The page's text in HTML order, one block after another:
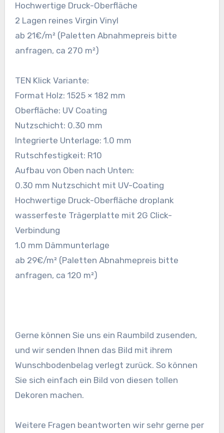
Hochwertige Druck-Oberfläche
2 Lagen reines Virgin Vinyl
ab 21€/m² (Paletten Abnahmepreis bitte
anfragen, ca 270 m²)
TEN Klick Variante:
Format Holz: 1525 × 182 mm
Oberfläche: UV Coating
Nutzschicht: 0.30 mm
Integrierte Unterlage: 1.0 mm
Rutschfestigkeit: R10
Aufbau von Oben nach Unten:
0.30 mm Nutzschicht mit UV-Coating
Hochwertige Druck-Oberfläche droplank
wasserfeste Trägerplatte mit 2G Click-
Verbindung
1.0 mm Dämmunterlage
ab 29€/m² (Paletten Abnahmepreis bitte
anfragen, ca 120 m²)
Gerne können Sie uns ein Raumbild zusenden,
und wir senden Ihnen das Bild mit ihrem
Wunschbodenbelag verlegt zurück. So können
Sie sich einfach ein Bild von diesen tollen
Dekoren machen.
Weitere Fragen beantworten wir sehr gerne per